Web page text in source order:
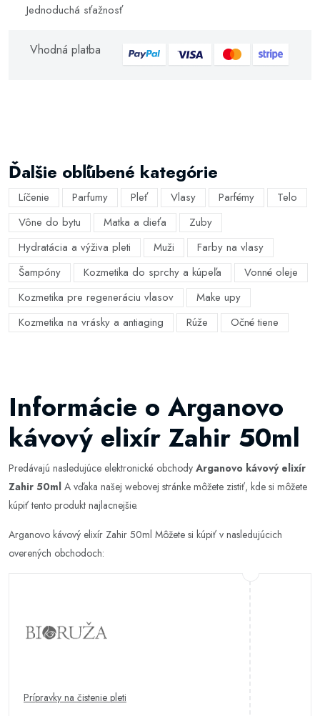
Jednoduchá sťažnosť
Vhodná platba
Ďalšie obľúbené kategórie
Líčenie Parfumy Pleť Vlasy Parfémy
Telo
Vône do bytu
Matka a dieťa
Zuby
Hydratácia a výživa pleti
Muži
Farby na vlasy
Šampóny
Kozmetika do sprchy a kúpeľa
Vonné oleje
Kozmetika pre regeneráciu vlasov
Make upy
Kozmetika na vrásky a antiaging
Rúže Očné tiene
Informácie o Arganovo
kávový elixír Zahir 50ml
Predávajú nasledujúce elektronické obchody Arganovo kávový elixír
Zahir 50ml A vďaka našej webovej stránke môžete zistiť, kde si môžete
kúpiť tento produkt najlacnejšie.
Arganovo kávový elixír Zahir 50ml Môžete si kúpiť v nasledujúcich
overených obchodoch:
Prípravky na čistenie pleti